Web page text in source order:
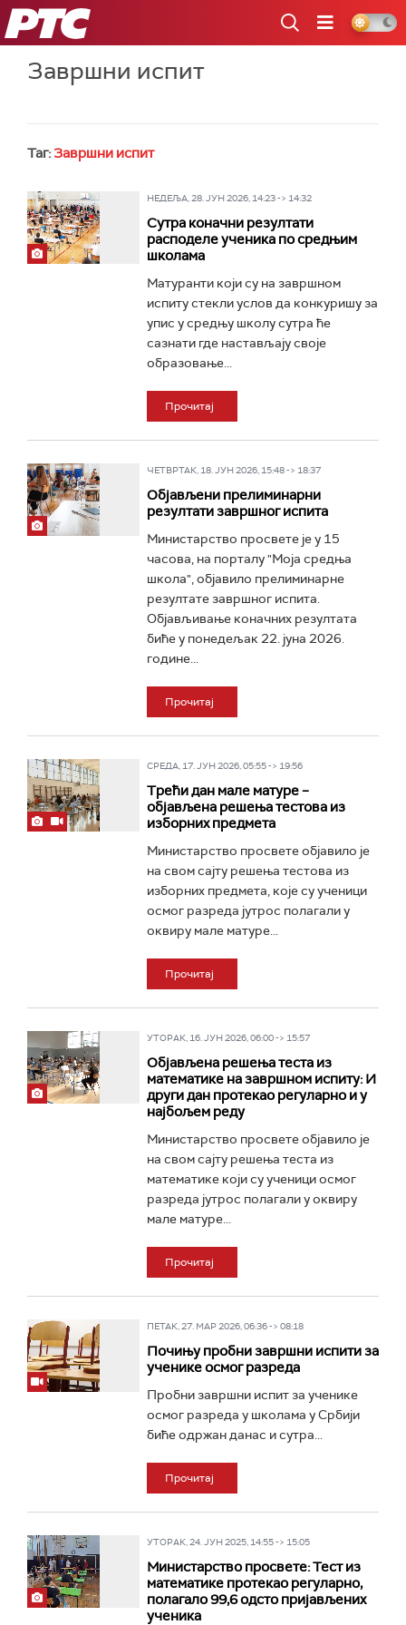
РТС
Завршни испит
Таг: Завршни испит
НЕДЕЉА, 28. ЈУН 2026, 14:23 -> 14:32
Сутра коначни резултати
расподеле ученика по средњим
школама
Матуранти који су на завршном
испиту стекли услов да конкуришу за
упис у средњу школу сутра ће
сазнати где настављају своје
образовање...
Прочитај
ЧЕТВРТАК, 18. ЈУН 2026, 15:48 -> 18:37
Објављени прелиминарни
резултати завршног испита
Министарство просвете је у 15
часова, на порталу "Моја средња
школа", објавило прелиминарне
резултате завршног испита.
Објављивање коначних резултата
биће у понедељак 22. јуна 2026.
године...
Прочитај
СРЕДА, 17. ЈУН 2026, 05:55 -> 19:56
Трећи дан мале матуре –
објављена решења тестова из
изборних предмета
Министарство просвете објавило је
на свом сајту решења тестова из
изборних предмета, које су ученици
осмог разреда јутрос полагали у
оквиру мале матуре...
Прочитај
УТОРАК, 16. ЈУН 2026, 06:00 -> 15:57
Објављена решења теста из
математике на завршном испиту: И
други дан протекао регуларно и у
најбољем реду
Министарство просвете објавило је
на свом сајту решења теста из
математике који су ученици осмог
разреда јутрос полагали у оквиру
мале матуре...
Прочитај
ПЕТАК, 27. МАР 2026, 06:36 -> 08:18
Почињу пробни завршни испити за
ученике осмог разреда
Пробни завршни испит за ученике
осмог разреда у школама у Србији
биће одржан данас и сутра...
Прочитај
УТОРАК, 24. ЈУН 2025, 14:55 -> 15:05
Министарство просвете: Тест из
математике протекао регуларно,
полагало 99,6 одсто пријављених
ученика